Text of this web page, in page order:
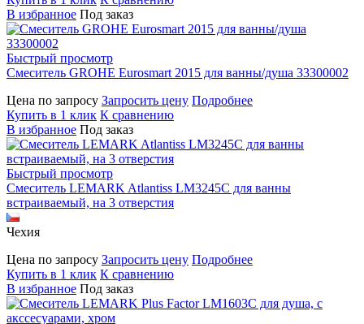
В избранное Под заказ
Быстрый просмотр
Смеситель GROHE Eurosmart 2015 для ванны/душа 33300002
Цена по запросу Запросить цену Подробнее
Купить в 1 клик К сравнению
В избранное Под заказ
Быстрый просмотр
Смеситель LEMARK Atlantiss LM3245C для ванны
встраиваемый, на 3 отверстия
Чехия
Цена по запросу Запросить цену Подробнее
Купить в 1 клик К сравнению
В избранное Под заказ